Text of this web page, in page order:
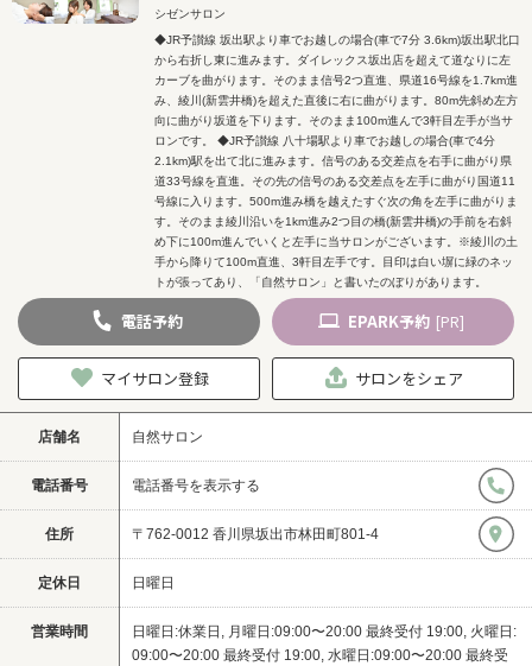
シゼンサロン
◆JR予讃線 坂出駅より車でお越しの場合(車で7分 3.6km)坂出駅北口
から右折し東に進みます。ダイレックス坂出店を超えて道なりに左
カーブを曲がります。そのまま信号2つ直進、県道16号線を1.7km進
み、綾川(新雲井橋)を超えた直後に右に曲がります。80m先斜め左方
向に曲がり坂道を下ります。そのまま100m進んで3軒目左手が当サ
ロンです。 ◆JR予讃線 八十場駅より車でお越しの場合(車で4分
2.1km)駅を出て北に進みます。信号のある交差点を右手に曲がり県
道33号線を直進。その先の信号のある交差点を左手に曲がり国道11
号線に入ります。500m進み橋を越えたすぐ次の角を左手に曲がりま
す。そのまま綾川沿いを1km進み2つ目の橋(新雲井橋)の手前を右斜
め下に100m進んでいくと左手に当サロンがございます。※綾川の土
手から降りて100m直進、3軒目左手です。目印は白い塀に緑のネッ
トが張ってあり、「自然サロン」と書いたのぼりがあります。
電話予約 EPARK予約 [PR]
マイサロン登録 サロンをシェア
店舗名 自然サロン
電話番号 電話番号を表示する
住所 〒762-0012 香川県坂出市林田町801-4
定休日 日曜日
営業時間
日曜日:休業日, 月曜日:09:00〜20:00 最終受付 19:00, 火曜日:
09:00〜20:00 最終受付 19:00, 水曜日:09:00〜20:00 最終受